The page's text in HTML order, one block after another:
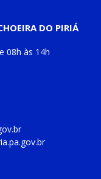
DO PIRIÁ
08h às 14h